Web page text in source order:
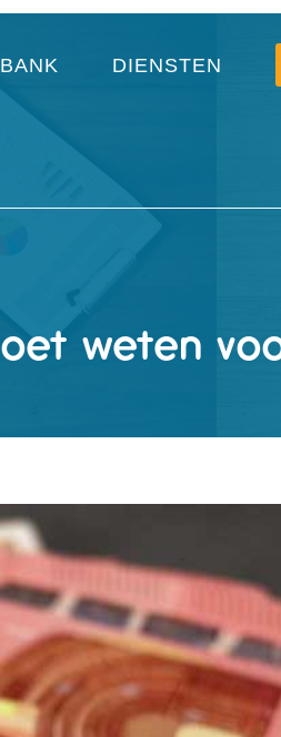
DIENSTEN
weten